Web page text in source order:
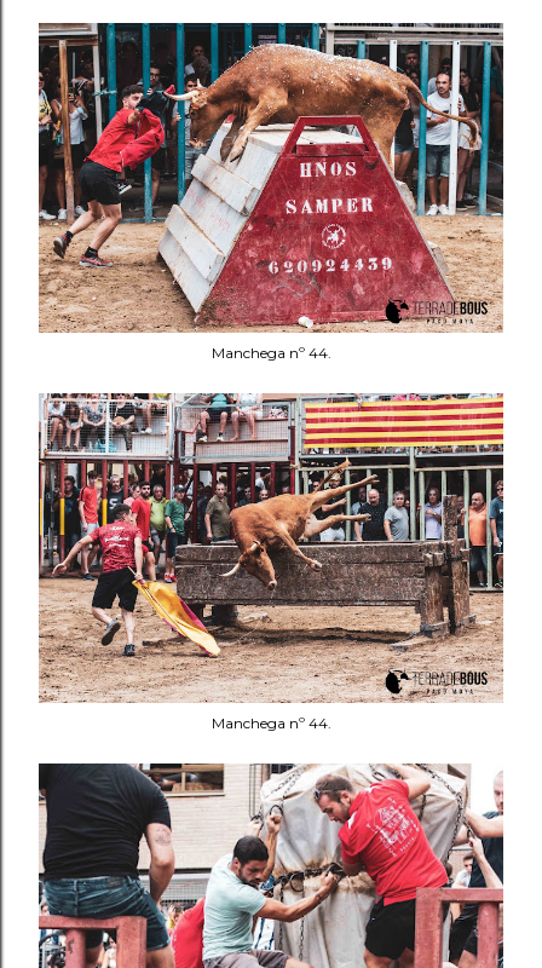
Manchega nº 44.
Manchega nº 44.